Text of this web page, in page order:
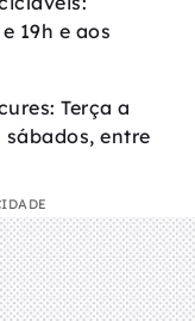
19h e aos
Terça a
sábados, entre